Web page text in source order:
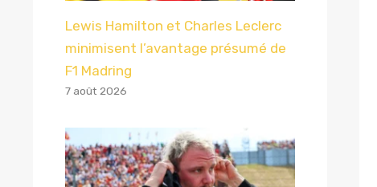
Lewis Hamilton et Charles Leclerc
minimisent l’avantage présumé de
F1 Madring
7 août 2026